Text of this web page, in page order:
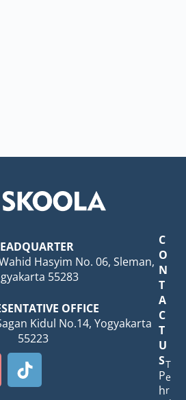
Hasyim No. 06, Sleman,
55283
OFFICE
Kidul No.14, Yogyakarta
55223
C
O
N
T
A
C
T
U
S
P
h
T
e
r